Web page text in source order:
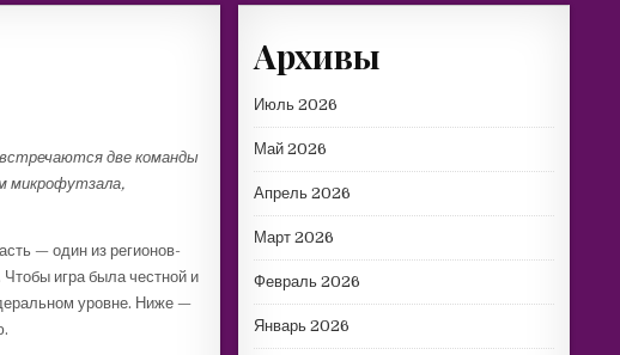
две команды
микрофутзала,
— один из регионов-
игра была честной и
уровне. Ниже —
Архивы
Июль 2026
Май 2026
Апрель 2026
Март 2026
Февраль 2026
Январь 2026